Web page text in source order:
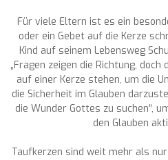
Für viele Eltern ist es ein
oder ein Gebet auf die Kerze
Kind auf seinem Lebensweg
„Fragen zeigen die Richtung,
auf einer Kerze stehen, um die
die Sicherheit im Glauben
die Wunder Gottes zu suchen“,
den Glauben
Taufkerzen sind weit mehr als